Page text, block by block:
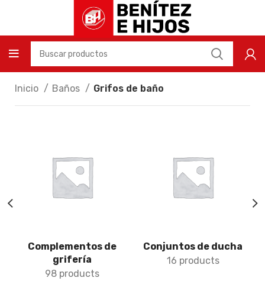
Inicio Baños Grifos de baño
Complementos de
grifería
98 products
Conjuntos de ducha
16 products